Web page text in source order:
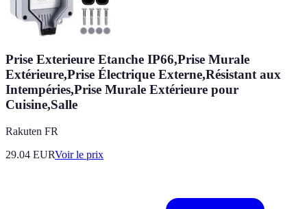
Prise Exterieure Etanche IP66,Prise Murale
Extérieure,Prise Électrique Externe,Résistant aux
Intempéries,Prise Murale Extérieure pour
Cuisine,Salle
Rakuten FR
29.04 EURVoir le prix